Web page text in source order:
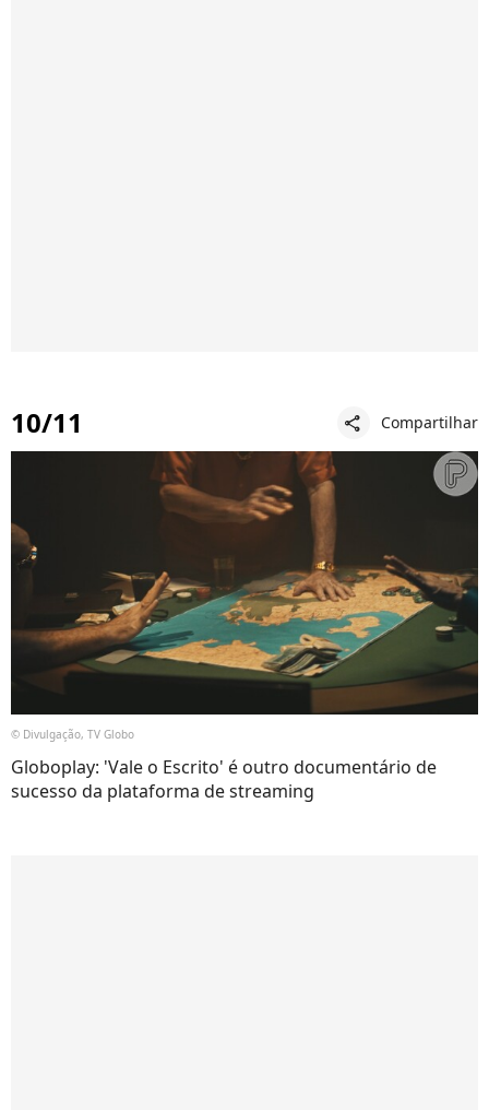
10/11 share Compartilhar
© Divulgação, TV Globo
Globoplay: 'Vale o Escrito' é outro documentário de
sucesso da plataforma de streaming